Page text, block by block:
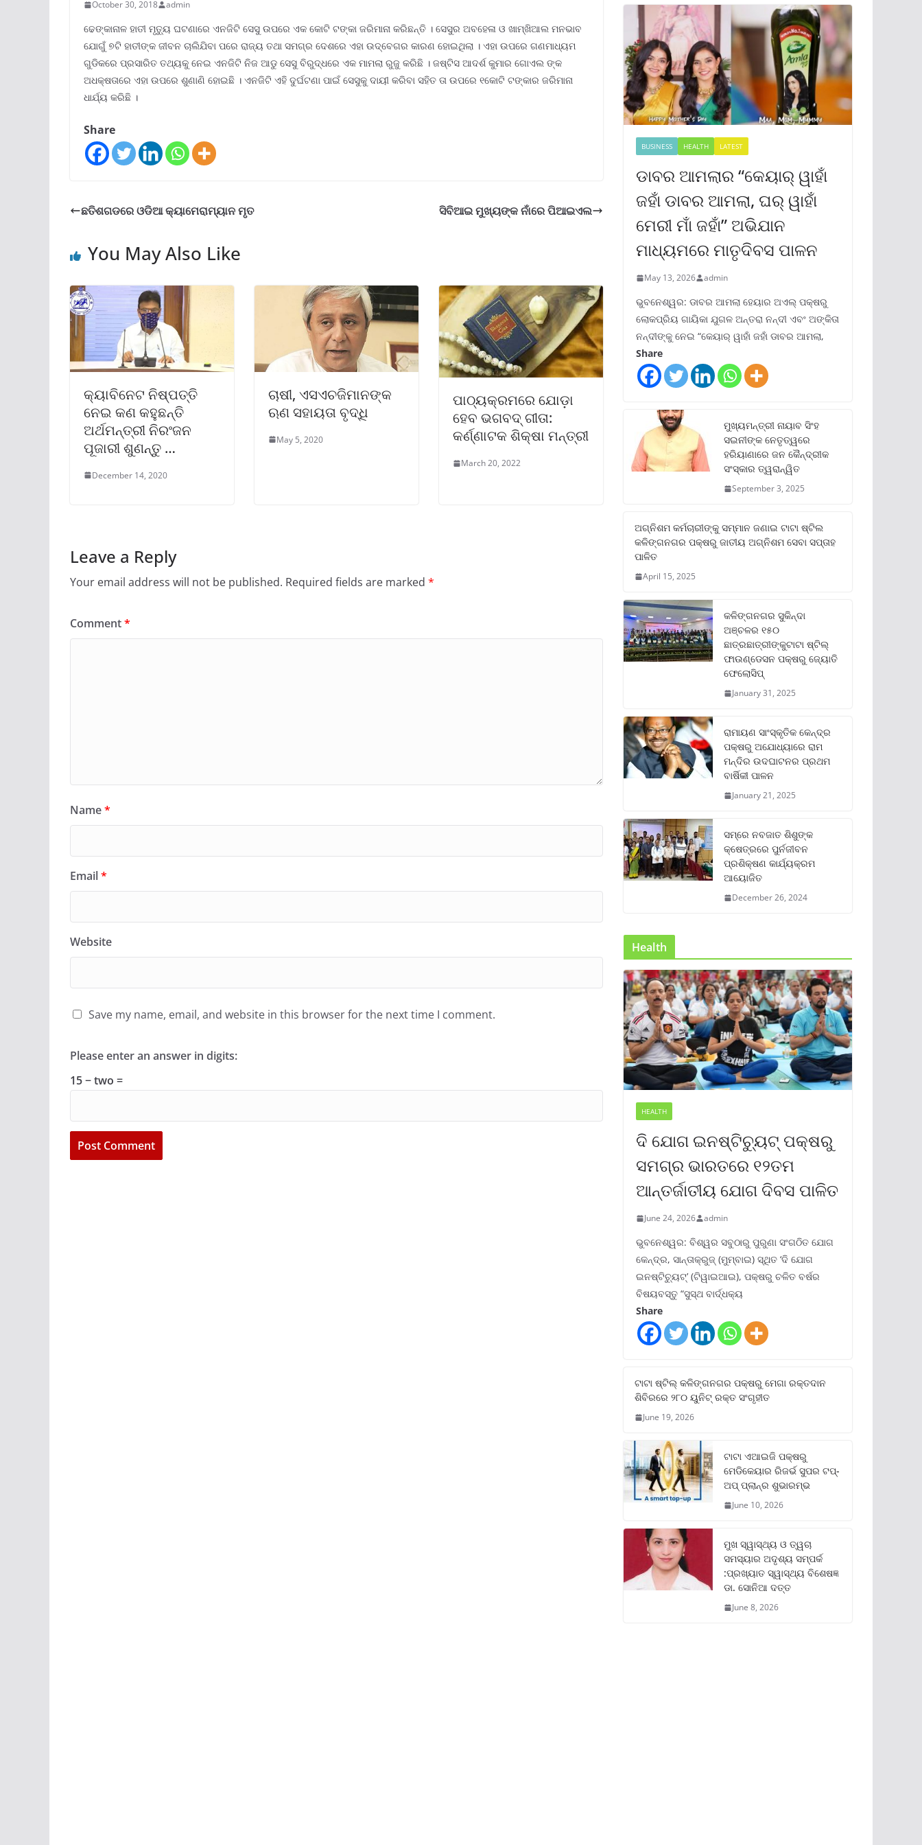
October 30, 2018 admin
ଢେଙ୍କାନାଳ ହାତୀ ମୃତ୍ୟୁ ଘଟଣାରେ ଏନଜିଟି ସେସୁ ଉପରେ ଏକ କୋଟି ଟଙ୍କା ଜରିମାନା କରିଛନ୍ତି । ସେସୁର ଅବହେଳା ଓ ଖାମ୍ଖିଆଲ ମନଭାବ
ଯୋଗୁଁ ୭ଟି ହାତୀଙ୍କ ଜୀବନ ଚାଲିଯିବା ପରେ ରାଜ୍ୟ ତଥା ସମଗ୍ର ଦେଶରେ ଏହା ଉଦ୍ବେଗର କାରଣ ହୋଇଥିଲା । ଏହା ଉପରେ ଗଣମାଧ୍ୟମ
ଗୁଡିକରେ ପ୍ରସାରିତ ତଥ୍ୟକୁ ନେଇ ଏନଜିଟି ନିଜ ଆଡୁ ସେସୁ ବିରୁଦ୍ଧରେ ଏକ ମାମଲା ରୁଜୁ କରିଛି । ଜଷ୍ଟିସ ଆଦର୍ଶ କୁମାର ଗୋଏଲ ଙ୍କ
ଅଧକ୍ଷତାରେ ଏହା ଉପରେ ଶୁଣାଣି ହୋଇଛି । ଏନଜିଟି ଏହି ଦୁର୍ଘଟଣା ପାଇଁ ସେସୁକୁ ଦାୟୀ କରିବା ସହିତ ତା ଉପରେ ୧କୋଟି ଟଙ୍କାର ଜରିମାନା
ଧାର୍ଯ୍ୟ କରିଛି ।
Share
ଛତିଶଗଡରେ ଓଡିଆ କ୍ୟାମେରାମ୍ୟାନ ମୃତ ସିବିଆଇ ମୁଖ୍ୟଙ୍କ ନାଁରେ ପିଆଇଏଲ
You May Also Like
କ୍ୟାବିନେଟ ନିଷ୍ପତ୍ତି
ନେଇ କଣ କହୁଛନ୍ତି
ଅର୍ଥମନ୍ତ୍ରୀ ନିରଂଜନ
ପୂଜାରୀ ଶୁଣନ୍ତୁ …
December 14, 2020
ଚାଷୀ, ଏସଏଚଜିମାନଙ୍କ
ଋଣ ସହାୟତା ବୃଦ୍ଧି
May 5, 2020
ପାଠ୍ୟକ୍ରମରେ ଯୋଡ଼ା
ହେବ ଭଗବଦ୍ ଗୀତା:
କର୍ଣ୍ଣାଟକ ଶିକ୍ଷା ମନ୍ତ୍ରୀ
March 20, 2022
Leave a Reply
Your email address will not be published. Required fields are marked *
Comment*
Name*
Email*
Website
Save my name, email, and website in this browser for the next time I comment.
Please enter an answer in digits:
15 − two =
BUSINESS HEALTH LATEST
ଡାବର ଆମଲାର “କେୟାର୍ ୱାହାଁ
ଜହାଁ ଡାବର ଆମଲା, ଘର୍ ୱାହାଁ
ମେରୀ ମାଁ ଜହାଁ” ଅଭିଯାନ
ମାଧ୍ୟମରେ ମାତୃଦିବସ ପାଳନ
May 13, 2026 admin
ଭୁବନେଶ୍ୱର: ଡାବର ଆମଲା ହେୟାର ଅଏଲ୍ ପକ୍ଷରୁ
ଲୋକପ୍ରିୟ ଗାୟିକା ଯୁଗଳ ଅନ୍ତରା ନନ୍ଦୀ ଏବଂ ଅଙ୍କିତା
ନନ୍ଦୀଙ୍କୁ ନେଇ “କେୟାର୍ ୱାହାଁ ଜହାଁ ଡାବର ଆମଲା,
Share
ମୁଖ୍ୟମନ୍ତ୍ରୀ ନାୟାବ ସିଂହ
ସଇନୀଙ୍କ ନେତୃତ୍ୱରେ
ହରିୟାଣାରେ ଜନ କୈନ୍ଦ୍ରୀକ
ସଂସ୍କାର ତ୍ୱରାନ୍ୱିତ
September 3, 2025
ଅଗ୍ନିଶମ କର୍ମଚାରୀଙ୍କୁ ସମ୍ମାନ ଜଣାଇ ଟାଟା ଷ୍ଟିଲ
କଳିଙ୍ଗନଗର ପକ୍ଷରୁ ଜାତୀୟ ଅଗ୍ନିଶମ ସେବା ସପ୍ତାହ
ପାଳିତ
April 15, 2025
କଳିଙ୍ଗନଗର ସୁକିନ୍ଦା
ଅଞ୍ଚଳର ୧୫୦
ଛାତ୍ରଛାତ୍ରୀଙ୍କୁଟାଟା ଷ୍ଟିଲ୍
ଫାଉଣ୍ଡେସନ ପକ୍ଷରୁ ଜ୍ୟୋତି
ଫେଲୋସିପ୍‌
January 31, 2025
ରାମାୟଣ ସାଂସ୍କୃତିକ କେନ୍ଦ୍ର
ପକ୍ଷରୁ ଅଯୋଧ୍ୟାରେ ରାମ
ମନ୍ଦିର ଉଦଘାଟନର ପ୍ରଥମ
ବାର୍ଷିକୀ ପାଳନ
January 21, 2025
ସମ୍‌ରେ ନବଜାତ ଶିଶୁଙ୍କ
କ୍ଷେତ୍ରରେ ପୁର୍ନଜୀବନ
ପ୍ରଶିକ୍ଷଣ କାର୍ଯ୍ୟକ୍ରମ
ଆୟୋଜିତ
December 26, 2024
Health
HEALTH
ଦି ଯୋଗ ଇନଷ୍ଟିଚ୍ୟୁଟ୍ ପକ୍ଷରୁ
ସମଗ୍ର ଭାରତରେ ୧୨ତମ
ଆନ୍ତର୍ଜାତୀୟ ଯୋଗ ଦିବସ ପାଳିତ
June 24, 2026 admin
ଭୁବନେଶ୍ୱର: ବିଶ୍ୱର ସବୁଠାରୁ ପୁରୁଣା ସଂଗଠିତ ଯୋଗ
କେନ୍ଦ୍ର, ସାନ୍ତାକ୍ରୁଜ୍ (ମୁମ୍ବାଇ) ସ୍ଥିତ ‘ଦି ଯୋଗ
ଇନଷ୍ଟିଚ୍ୟୁଟ୍‌’ (ଟିୱାଇଆଇ), ପକ୍ଷରୁ ଚଳିତ ବର୍ଷର
ବିଷୟବସ୍ତୁ “ସୁସ୍ଥ ବାର୍ଦ୍ଧକ୍ୟ
Share
ଟାଟା ଷ୍ଟିଲ୍‌ କଳିଙ୍ଗନଗର ପକ୍ଷରୁ ମେଗା ରକ୍ତଦାନ
ଶିବିରରେ ୨୮୦ ୟୁନିଟ୍‌ ରକ୍ତ ସଂଗୃହୀତ
June 19, 2026
ଟାଟା ଏଆଇଜି ପକ୍ଷରୁ
ମେଡିକେୟାର ରିଜର୍ଭ ସୁପର ଟପ୍‌-
ଅପ୍ ପ୍ଲାନ୍‌ର ଶୁଭାରମ୍ଭ
June 10, 2026
ମୁଖ ସ୍ୱାସ୍ଥ୍ୟ ଓ ତ୍ୱଚା
ସମସ୍ୟାର ଅଦୃଶ୍ୟ ସମ୍ପର୍କ
:ପ୍ରଖ୍ୟାତ ସ୍ୱାସ୍ଥ୍ୟ ବିଶେଷଜ୍ଞ
ଡା. ସୋନିଆ ଦତ୍ତ
June 8, 2026